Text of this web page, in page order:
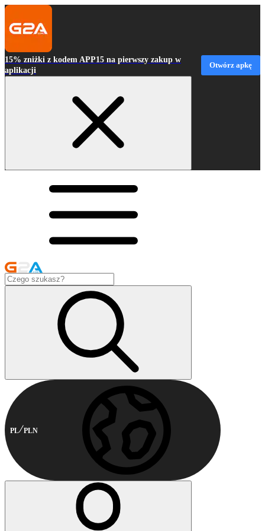
15% zniżki z kodem APP15 na pierwszy zakup w
aplikacji
Otwórz apkę
PL PLN